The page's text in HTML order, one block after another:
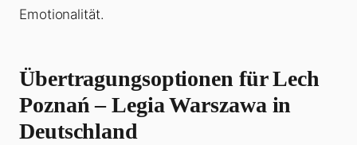
Emotionalität.
Übertragungsoptionen für Lech
Poznań – Legia Warszawa in
Deutschland